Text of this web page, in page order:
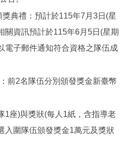
獎典禮：預計於115年7月3日(星
關資訊預計於115年6月5日(星期
電子郵件通知符合資格之隊伍成
前2名隊伍分別頒發獎金新臺幣
1座)與獎狀(每人1紙，含指導老
入圍隊伍頒發獎金1萬元及獎狀